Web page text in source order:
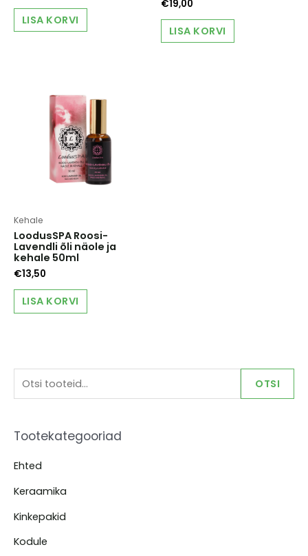
t
i
OTSI
Tootekategooriad
Ehted
Keraamika
Kinkepakid
Kodule
LISA KORVI
€19,00
LISA KORVI
Kehale
LoodusSPA Roosi-
Lavendli õli näole ja
kehale 50ml
€13,50
LISA KORVI